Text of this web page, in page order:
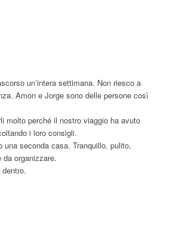
un’intera settimana. Non riesco a
Amon e Jorge sono delle persone così
molto perché il nostro viaggio ha avuto
i loro consigli.
una seconda casa. Tranquillo, pulito,
organizzare.